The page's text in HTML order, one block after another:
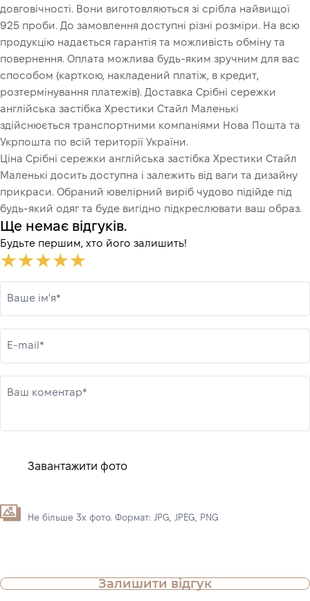
довговічності. Вони виготовляються зі срібла найвищої
925 проби. До замовлення доступні різні розміри. На всю
продукцію надається гарантія та можливість обміну та
повернення. Оплата можлива будь-яким зручним для вас
способом (карткою, накладений платіж, в кредит,
розтермінування платежів). Доставка Срібні cережки
англійська застібка Хрестики Стайл Маленькі
здійснюється транспортними компаніями Нова Пошта та
Укрпошта по всій території України.
Ціна Срібні cережки англійська застібка Хрестики Стайл
Маленькі досить доступна і залежить від ваги та дизайну
прикраси. Обраний ювелірний виріб чудово підійде під
будь-який одяг та буде вигідно підкреслювати ваш образ.
Ще немає відгуків.
Будьте першим, хто його залишить!
Ваше ім'я*
E-mail*
Ваш коментар*
Завантажити фото
Не більше 3х фото. Формат: JPG, JPEG, PNG
Залишити відгук